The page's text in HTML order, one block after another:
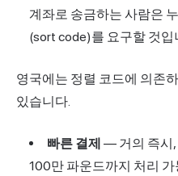
계좌로 송금하는 사람은
(sort code)를 요구할 것입
영국에는 정렬 코드에 의존
있습니다.
빠른 결제 — 거의 즉시,
100만 파운드까지 처리 가